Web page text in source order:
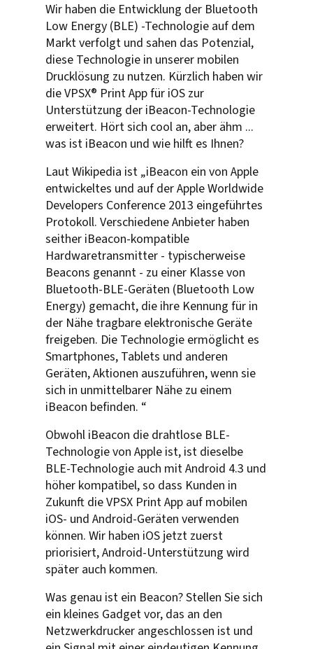
Wir haben die Entwicklung der Bluetooth
Low Energy (BLE) -Technologie auf dem
Markt verfolgt und sahen das Potenzial,
diese Technologie in unserer mobilen
Drucklösung zu nutzen. Kürzlich haben wir
die VPSX® Print App für iOS zur
Unterstützung der iBeacon-Technologie
erweitert. Hört sich cool an, aber ähm ...
was ist iBeacon und wie hilft es Ihnen?
Laut Wikipedia ist „iBeacon ein von Apple
entwickeltes und auf der Apple Worldwide
Developers Conference 2013 eingeführtes
Protokoll. Verschiedene Anbieter haben
seither iBeacon-kompatible
Hardwaretransmitter - typischerweise
Beacons genannt - zu einer Klasse von
Bluetooth-BLE-Geräten (Bluetooth Low
Energy) gemacht, die ihre Kennung für in
der Nähe tragbare elektronische Geräte
freigeben. Die Technologie ermöglicht es
Smartphones, Tablets und anderen
Geräten, Aktionen auszuführen, wenn sie
sich in unmittelbarer Nähe zu einem
iBeacon befinden. “
Obwohl iBeacon die drahtlose BLE-
Technologie von Apple ist, ist dieselbe
BLE-Technologie auch mit Android 4.3 und
höher kompatibel, so dass Kunden in
Zukunft die VPSX Print App auf mobilen
iOS- und Android-Geräten verwenden
können. Wir haben iOS jetzt zuerst
priorisiert, Android-Unterstützung wird
später auch kommen.
Was genau ist ein Beacon? Stellen Sie sich
ein kleines Gadget vor, das an den
Netzwerkdrucker angeschlossen ist und